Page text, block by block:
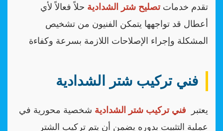
تقدم خدماتتصليح شتر الشدادية حلاً فعالاً لأي
أعطال قد تواجهها يتمكن الفنيون من تشخيص
المشكلة وإجراء الإصلاحات اللازمة بسرعة وكفاءة
فني تركيب شتر الشدادية
يعتبر فني تركيب شتر الشدادية شخصية محورية في
عملية التثبيت بدوره يضمن أن يتم تركيب الشتر